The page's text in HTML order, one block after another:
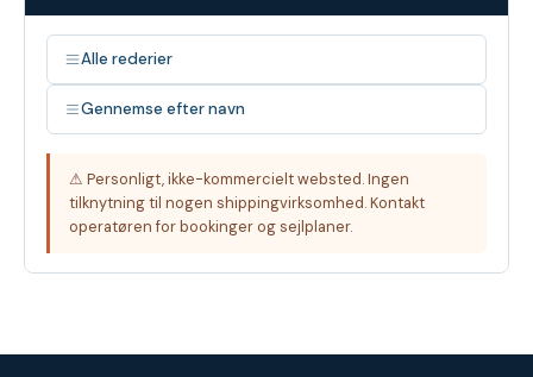
Alle rederier
Gennemse efter navn
⚠ Personligt, ikke-kommercielt websted. Ingen
tilknytning til nogen shippingvirksomhed. Kontakt
operatøren for bookinger og sejlplaner.